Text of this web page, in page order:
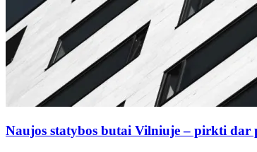
Naujos statybos butai Vilniuje – pirkti dar